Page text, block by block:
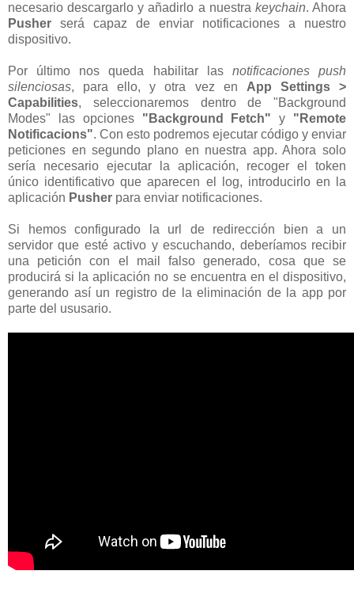
necesario descargarlo y añadirlo a nuestra keychain. Ahora
Pusher será capaz de enviar notificaciones a nuestro
dispositivo.
Por último nos queda habilitar las notificaciones push
silenciosas, para ello, y otra vez en App Settings >
Capabilities, seleccionaremos dentro de "Background
Modes" las opciones "Background Fetch" y "Remote
Notificacions". Con esto podremos ejecutar código y enviar
peticiones en segundo plano en nuestra app. Ahora solo
sería necesario ejecutar la aplicación, recoger el token
único identificativo que aparecen el log, introducirlo en la
aplicación Pusher para enviar notificaciones.
Si hemos configurado la url de redirección bien a un
servidor que esté activo y escuchando, deberíamos recibir
una petición con el mail falso generado, cosa que se
producirá si la aplicación no se encuentra en el dispositivo,
generando así un registro de la eliminación de la app por
parte del ususario.